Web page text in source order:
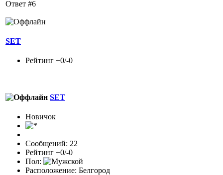
Ответ #6
SET
Рейтинг +0/-0
SET
Новичок
Сообщений: 22
Рейтинг +0/-0
Пол:
Расположение: Белгород